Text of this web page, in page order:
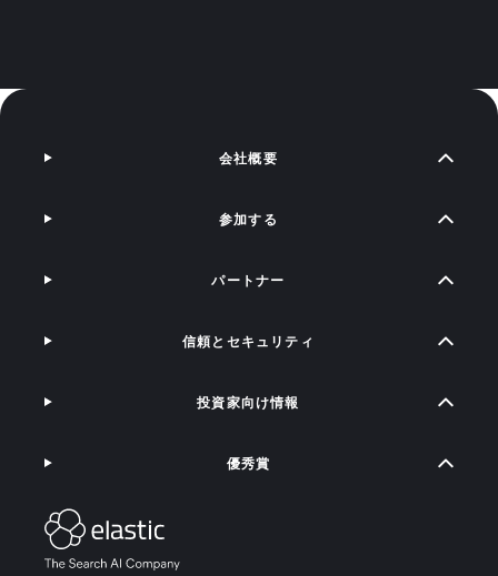
会社概要
参加する
パートナー
信頼とセキュリティ
投資家向け情報
優秀賞